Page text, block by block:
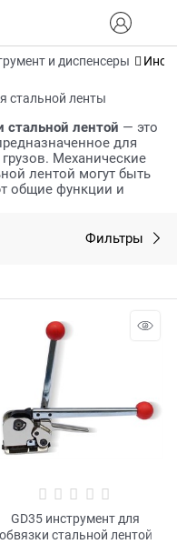
и диспенсеры
стальной ленты
стальной лентой — это
для
Механические
лентой могут быть
общие функции и
Фильтры
GD35 инструмент для
обвязки стальной лентой